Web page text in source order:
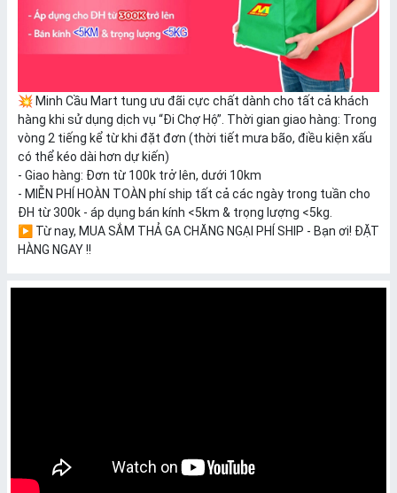
💥 Minh Cầu Mart tung ưu đãi cực chất dành cho tất cả khách
hàng khi sử dụng dịch vụ “Đi Chợ Hộ”. Thời gian giao hàng: Trong
vòng 2 tiếng kể từ khi đặt đơn (thời tiết mưa bão, điều kiện xấu
có thể kéo dài hơn dự kiến)
- Giao hàng: Đơn từ 100k trở lên, dưới 10km
- MIỄN PHÍ HOÀN TOÀN phí ship tất cả các ngày trong tuần cho
ĐH từ 300k - áp dụng bán kính <5km & trọng lượng <5kg.
▶ Từ nay, MUA SẮM THẢ GA CHĂNG NGẠI PHÍ SHIP - Bạn ơi! ĐẶT
HÀNG NGAY !!